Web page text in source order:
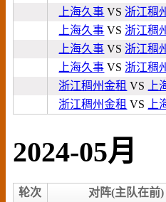
上海久事 VS 浙江稠
上海久事 VS 浙江稠
上海久事 VS 浙江稠
上海久事 VS 浙江稠
浙江稠州金租 VS 上
浙江稠州金租 VS 上
2024-05月
轮次 对阵(主队在前)